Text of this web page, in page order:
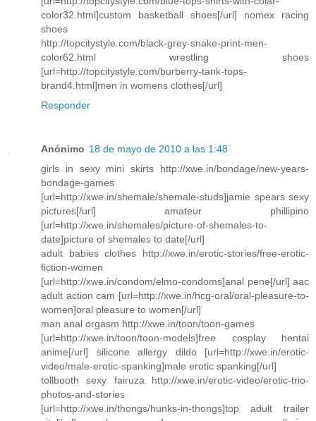
color32.html]custom basketball shoes[/url] nomex racing
shoes
http://topcitystyle.com/black-grey-snake-print-men-
color62.html wrestling shoes
[url=http://topcitystyle.com/burberry-tank-tops-
brand4.html]men in womens clothes[/url]
Responder
Anónimo 18 de mayo de 2010 a las 1:48
girls in sexy mini skirts http://xwe.in/bondage/new-years-
bondage-games
[url=http://xwe.in/shemale/shemale-studs]jamie spears sexy
pictures[/url] amateur phillipino
[url=http://xwe.in/shemales/picture-of-shemales-to-
date]picture of shemales to date[/url]
adult babies clothes http://xwe.in/erotic-stories/free-erotic-
fiction-women
[url=http://xwe.in/condom/elmo-condoms]anal pene[/url] aac
adult action cam [url=http://xwe.in/hcg-oral/oral-pleasure-to-
women]oral pleasure to women[/url]
man anal orgasm http://xwe.in/toon/toon-games
[url=http://xwe.in/toon/toon-models]free cosplay hentai
anime[/url] silicone allergy dildo [url=http://xwe.in/erotic-
video/male-erotic-spanking]male erotic spanking[/url]
tollbooth sexy fairuza http://xwe.in/erotic-video/erotic-trio-
photos-and-stories
[url=http://xwe.in/thongs/hunks-in-thongs]top adult trailer